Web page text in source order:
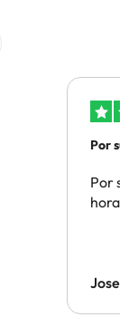
Por
Por
hora
Jose